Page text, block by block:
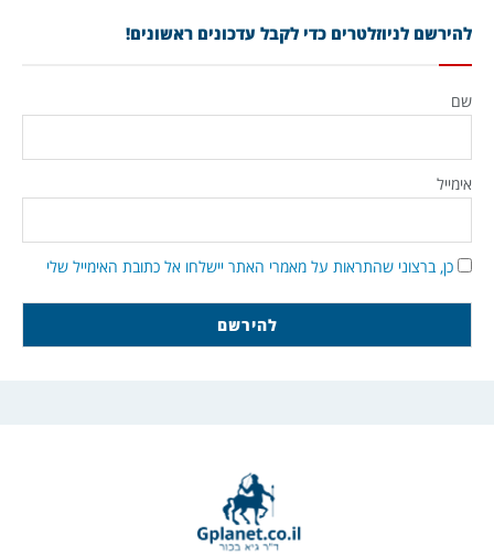
להירשם לניוזלטרים כדי לקבל עדכונים ראשונים!
שם
אימייל
כן, ברצוני שהתראות על מאמרי האתר יישלחו אל כתובת האימייל שלי